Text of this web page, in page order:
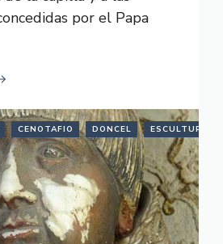
por el Papa
CENOTAFIO DONCEL ESCULTURA